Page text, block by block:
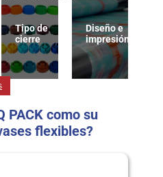
Tipo de
cierre
Diseño e
impresión
PACK como su
flexibles?